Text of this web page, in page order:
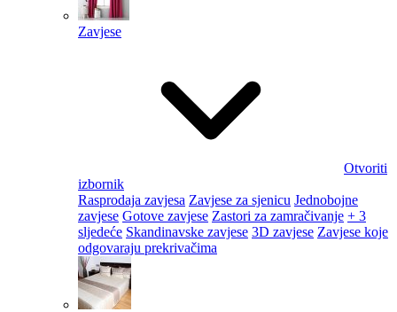
Zavjese
Otvoriti
izbornik
Rasprodaja zavjesa Zavjese za sjenicu Jednobojne
zavjese Gotove zavjese Zastori za zamračivanje + 3
sljedeće Skandinavske zavjese 3D zavjese Zavjese koje
odgovaraju prekrivačima